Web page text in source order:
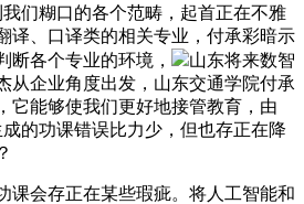
我们糊口的各个范畴，起首正在不雅
译、口译类的相关专业，付承彩暗示
断各个专业的环境，
山东将来数智
从企业角度出发，山东交通学院付承
它能够使我们更好地接管教育，由
的功课错误比力少，但也存正在降
会存正在某些瑕疵。将人工智能和